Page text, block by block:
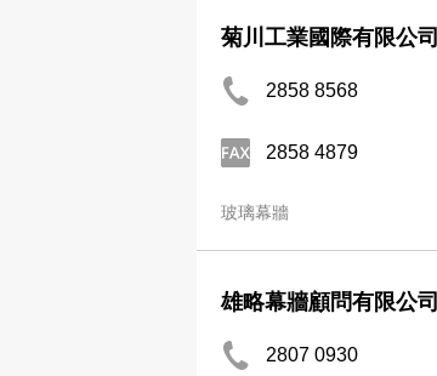
菊川工業國際有限公司
2858 8568
2858 4879
玻璃幕牆
雄略幕牆顧問有限公司
2807 0930